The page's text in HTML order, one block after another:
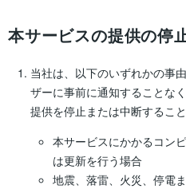
本サービスの提供の停
当社は、以下のいずれかの事
ザーに事前に通知することな
提供を停止または中断するこ
本サービスにかかるコン
は更新を行う場合
地震、落雷、火災、停電